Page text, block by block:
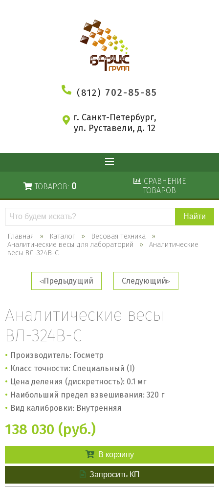
(812) 702-85-85
г. Санкт-Петербург,
ул. Руставели, д. 12
ТОВАРОВ: 0
СРАВНЕНИЕ
ТОВАРОВ
Поиск
каталогу
Главная Каталог
Весовая техника
Аналитические весы для лабораторий
Аналитические
весы ВЛ-324В-С
Предыдущий Следующий
Аналитические весы
ВЛ-324В-С
Производитель: Госметр
Класс точности: Специальный (I)
Цена деления (дискретность): 0.1 мг
Наибольший предел взвешивания: 320 г
Вид калибровки: Внутренняя
138 030 (руб.)
В корзину
Запросить КП